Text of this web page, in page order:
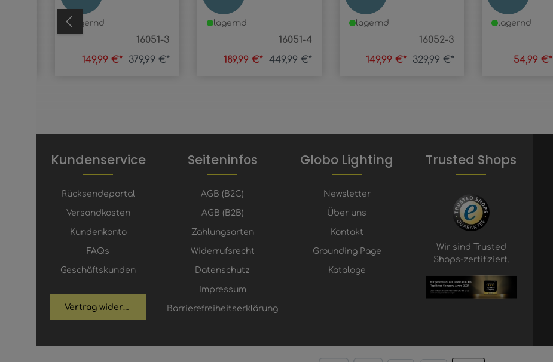
16051-3
lagernd
149,99 €* 379,99 €*
16051-4
lagernd
189,99 €* 449,99 €*
16052-3
lagernd
149,99 €* 329,99 €*
lagernd
54,99 €*
Kundenservice
Rücksendeportal
Versandkosten
Kundenkonto
FAQs
Geschäftskunden
Vertrag widerrufen
Seiteninfos
AGB (B2C)
AGB (B2B)
Zahlungsarten
Widerrufsrecht
Datenschutz
Impressum
Barrierefreiheitserklärung
Globo Lighting
Newsletter
Über uns
Kontakt
Grounding Page
Kataloge
Trusted Shops
Wir sind Trusted
Shops-zertifiziert.